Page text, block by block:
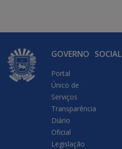
GOVERNO
Portal
Único de
Serviços
Transparência
Diário
Oficial
Legislação
SOCIAL